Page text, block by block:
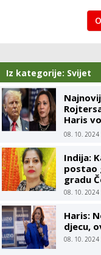
Iz kategorije: Svijet
Haris
u
08. 10. 2024
Indija:
postao
gradu
08. 10. 2024
Haris:
djecu,
08. 10. 2024